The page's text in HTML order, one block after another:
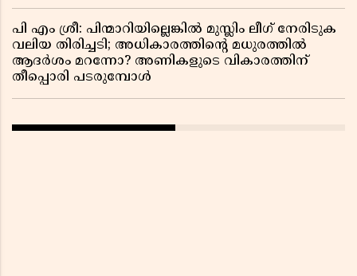
പി എം ശ്രീ: പിന്മാറിയില്ലെങ്കിൽ മുസ്ലിം ലീഗ് നേരിടുക
വലിയ തിരിച്ചടി; അധികാരത്തിന്റെ മധുരത്തിൽ
ആദർശം മറന്നോ? അണികളുടെ വികാരത്തിന്
തീപ്പൊരി പടരുമ്പോൾ